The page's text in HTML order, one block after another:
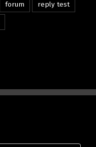
forum reply test